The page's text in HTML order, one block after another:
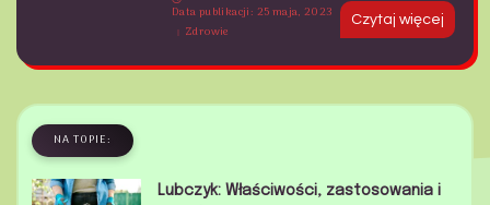
Data publikacji: 25 maja, 2023
Zdrowie
Czytaj więcej
NA TOPIE:
Lubczyk: Właściwości, zastosowania i